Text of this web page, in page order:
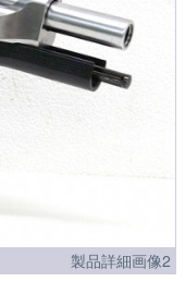
製品詳細画像2